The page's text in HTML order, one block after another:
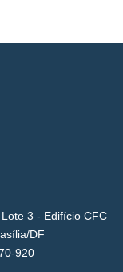
3 - Edifício CFC
DF
920